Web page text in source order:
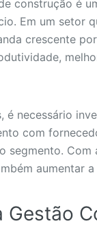
construção é
Em um setor
crescente
é necessário
com
segmento.
aumentar